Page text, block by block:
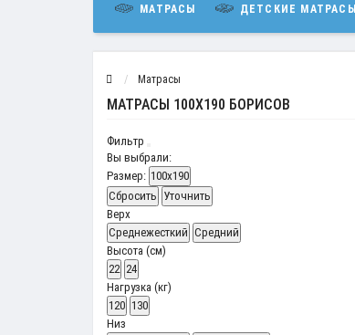
МАТРАСЫ ДЕТСКИЕ МАТРАСЫ
Матрасы
МАТРАСЫ 100Х190 БОРИСОВ
Фильтр
Вы выбрали:
Размер: 100x190
Сбросить Уточнить
Верх
Среднежесткий Средний
Высота (см)
22 24
Нагрузка (кг)
120 130
Низ